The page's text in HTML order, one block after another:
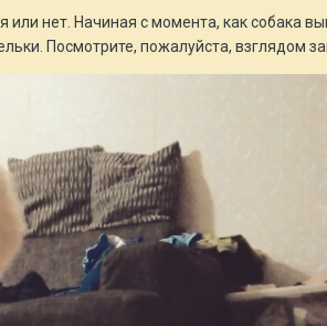
нет. Начиная с момента, как собака
Посмотрите, пожалуйста, взглядом